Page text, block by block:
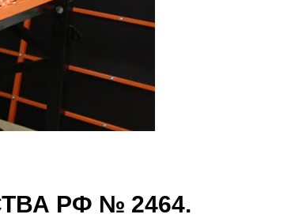
РФ № 2464.